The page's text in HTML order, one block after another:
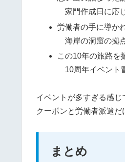
家門作成日に応
労働者の手に導か
海岸の洞窟の拠
この10年の旅路を
10周年イベント
イベントが多すぎる感じ
クーポンと労働者派遣だ
まとめ